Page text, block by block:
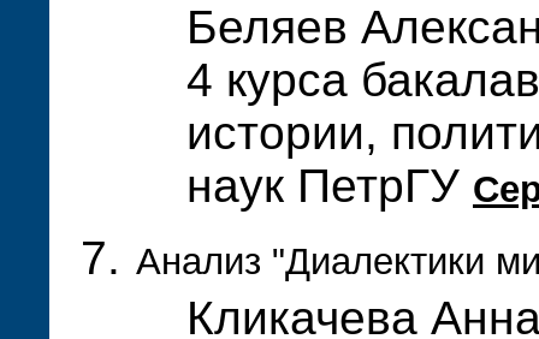
Беляев
4 курса
истории,
наук ПетрГУ
Анализ "Диалектики
Кликачева